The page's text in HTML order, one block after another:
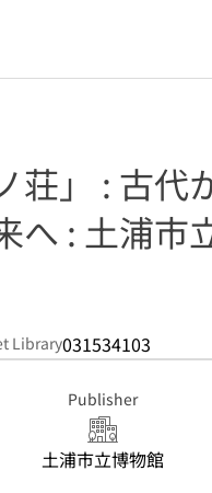
荘」 : 古代
へ : 土浦市
Library031534103
Publisher
土浦市立博物館